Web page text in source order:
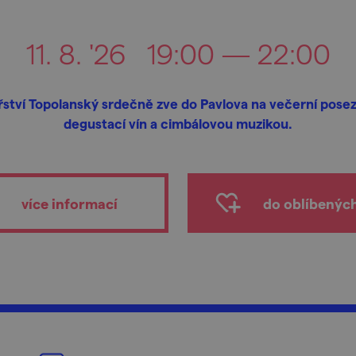
11. 8. '26 19:00 — 22:00
Topolanský srdečně zve do Pavlova na večerní
degustací vín a cimbálovou muzikou.
více informací do